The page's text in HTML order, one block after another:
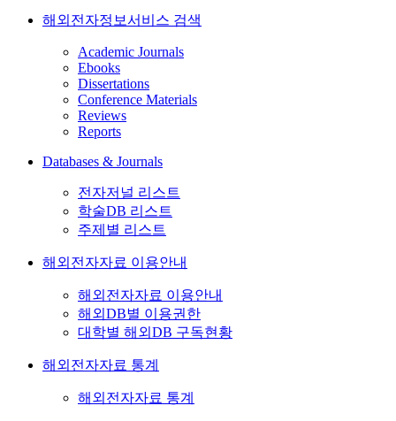
해외전자정보서비스 검색
Academic Journals
Ebooks
Dissertations
Conference Materials
Reviews
Reports
Databases & Journals
전자저널 리스트
학술DB 리스트
주제별 리스트
해외전자자료 이용안내
해외전자자료 이용안내
해외DB별 이용권한
대학별 해외DB 구독현황
해외전자자료 통계
해외전자자료 통계